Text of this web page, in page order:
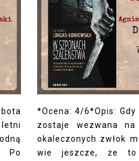
Po
*Ocena: 4/6*Opis:
zostaje wezwana
okaleczonych zwłok
wie jeszcze, że to